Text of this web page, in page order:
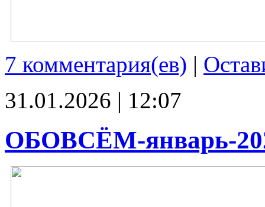
7 комментария(ев) |
31.01.2026 | 12:07
ОБОВСЁМ-январь-